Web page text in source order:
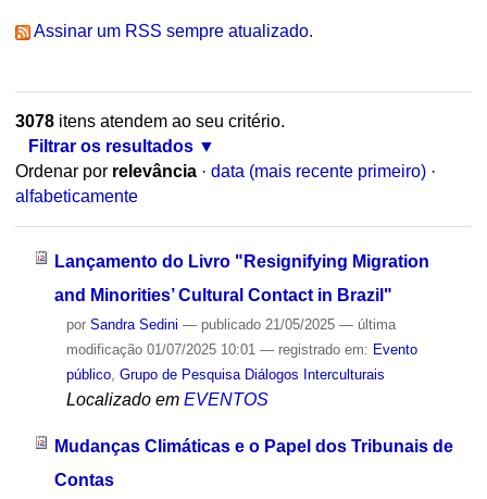
Assinar um RSS sempre atualizado.
3078itens atendem ao seu critério.
Filtrar os resultados
Ordenar por relevância · data (mais recente primeiro) ·
alfabeticamente
Lançamento do Livro "Resignifying Migration
and Minorities’ Cultural Contact in Brazil"
por Sandra Sedini — publicado21/05/2025 — última
modificação01/07/2025 10:01 — registrado em: Evento
público, Grupo de Pesquisa Diálogos Interculturais
Localizado em EVENTOS
Mudanças Climáticas e o Papel dos Tribunais de
Contas